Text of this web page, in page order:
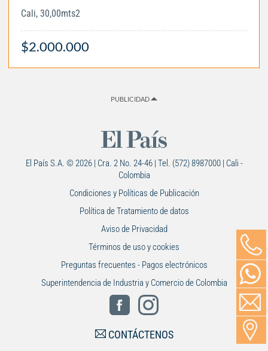
Cali, 30,00mts2
$2.000.000
PUBLICIDAD
El País S.A. © 2026 | Cra. 2 No. 24-46 | Tel. (572) 8987000 | Cali -
Colombia
Condiciones y Políticas de Publicación
Política de Tratamiento de datos
Aviso de Privacidad
Términos de uso y cookies
Preguntas frecuentes - Pagos electrónicos
Superintendencia de Industria y Comercio de Colombia
CONTÁCTENOS